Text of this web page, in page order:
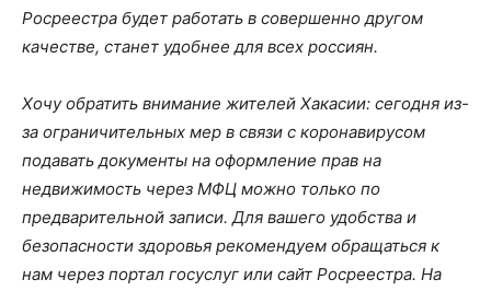
Росреестра будет работать в совершенно другом
качестве, станет удобнее для всех россиян.
Хочу обратить внимание жителей Хакасии: сегодня из-
за ограничительных мер в связи с коронавирусом
подавать документы на оформление прав на
недвижимость через МФЦ можно только по
предварительной записи. Для вашего удобства и
безопасности здоровья рекомендуем обращаться к
нам через портал госуслуг или сайт Росреестра. На